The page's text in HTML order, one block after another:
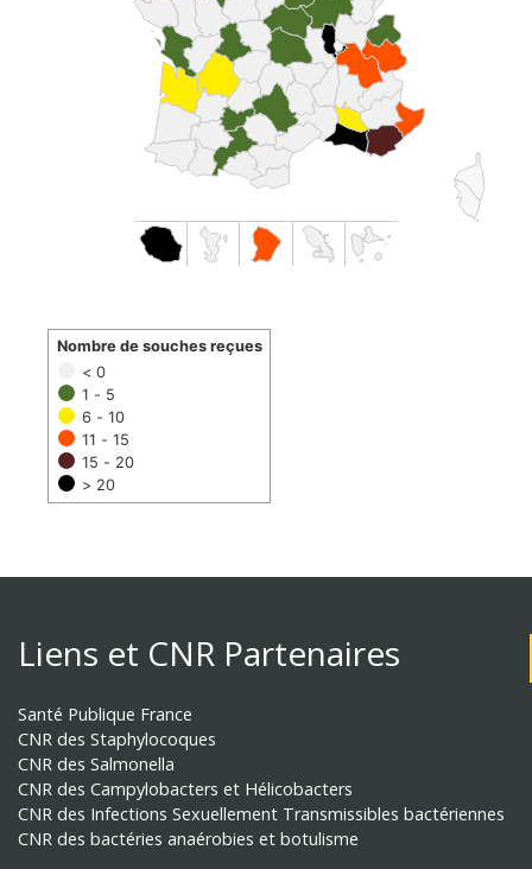
< 0
1 - 5
6 - 10
11 - 15
15 - 20
> 20
Nombre de souches reçues
Liens et CNR Partenaires
Santé Publique France
CNR des Staphylocoques
CNR des Salmonella
CNR des Campylobacters et Hélicobacters
CNR des Infections Sexuellement Transmissibles bactériennes
CNR des bactéries anaérobies et botulisme